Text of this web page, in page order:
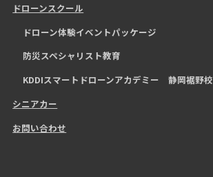
ドローンスクール
ドローン体験イベントパッケージ
防災スペシャリスト教育
KDDIスマートドローンアカデミー 静岡裾野
シニアカー
お問い合わせ